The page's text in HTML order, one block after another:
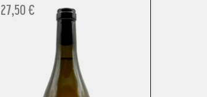
27,50€